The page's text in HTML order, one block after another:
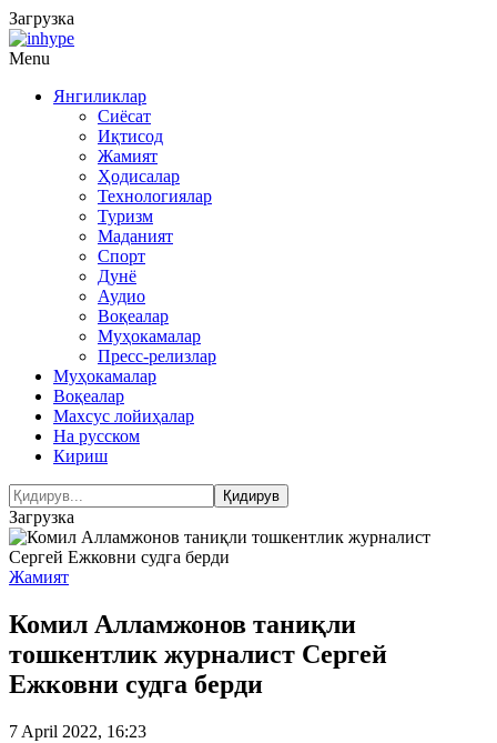
Загрузка
Menu
Янгиликлар
Сиёсат
Иқтисод
Жамият
Ҳодисалар
Технологиялар
Туризм
Маданият
Спорт
Дунё
Аудио
Воқеалар
Муҳокамалар
Пресс-релизлар
Муҳокамалар
Воқеалар
Махсус лойиҳалар
На русском
Кириш
Загрузка
Жамият
Комил Алламжонов таниқли
тошкентлик журналист Сергей
Ежковни судга берди
7 April 2022, 16:23